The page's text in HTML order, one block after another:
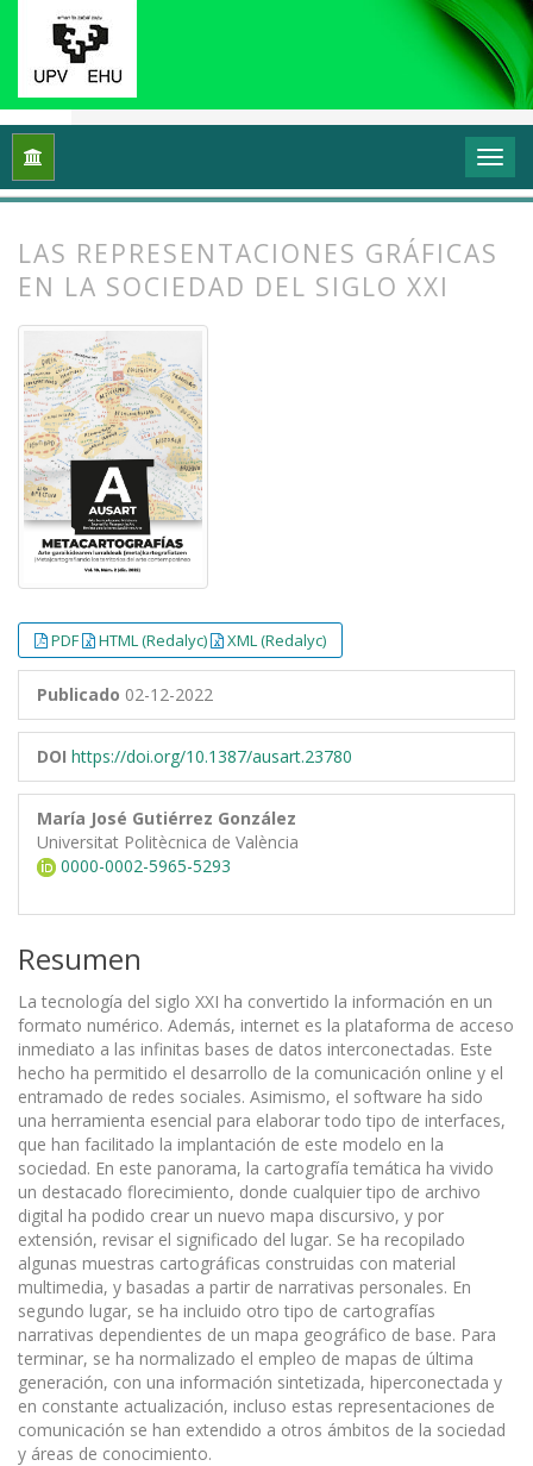
Inicio Vol. 10 Núm. 2 (2022):
LAS REPRESENTACIONES GRÁFICAS
EN LA SOCIEDAD DEL SIGLO XXI
PDF HTML (Redalyc) XML (Redalyc)
Publicado 02-12-2022
DOI https://doi.org/10.1387/ausart.23780
María José Gutiérrez González
Universitat Politècnica de València
0000-0002-5965-5293
Resumen
La tecnología del siglo XXI ha convertido la información en un
formato numérico. Además, internet es la plataforma de acceso
inmediato a las infinitas bases de datos interconectadas. Este
hecho ha permitido el desarrollo de la comunicación online y el
entramado de redes sociales. Asimismo, el software ha sido
una herramienta esencial para elaborar todo tipo de interfaces,
que han facilitado la implantación de este modelo en la
sociedad. En este panorama, la cartografía temática ha vivido
un destacado florecimiento, donde cualquier tipo de archivo
digital ha podido crear un nuevo mapa discursivo, y por
extensión, revisar el significado del lugar. Se ha recopilado
algunas muestras cartográficas construidas con material
multimedia, y basadas a partir de narrativas personales. En
segundo lugar, se ha incluido otro tipo de cartografías
narrativas dependientes de un mapa geográfico de base. Para
terminar, se ha normalizado el empleo de mapas de última
generación, con una información sintetizada, hiperconectada y
en constante actualización, incluso estas representaciones de
comunicación se han extendido a otros ámbitos de la sociedad
y áreas de conocimiento.